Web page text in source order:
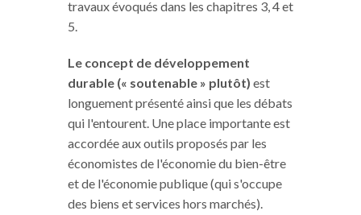
travaux évoqués dans les chapitres 3, 4 et
5.
Le concept de développement
durable (« soutenable » plutôt) est
longuement présenté ainsi que les débats
qui l'entourent. Une place importante est
accordée aux outils proposés par les
économistes de l'économie du bien-être
et de l'économie publique (qui s'occupe
des biens et services hors marchés).